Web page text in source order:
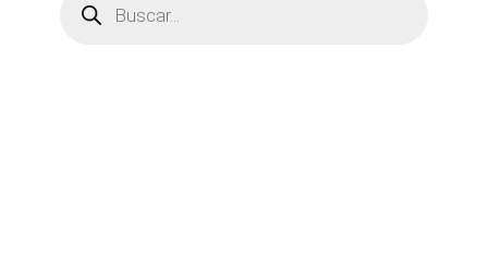
productos